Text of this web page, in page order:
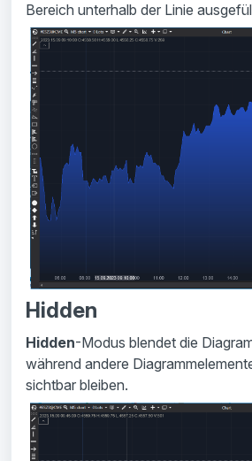
Bereich unterhalb der Linie
Hidden
Hidden-Modus blendet die
während andere
sichtbar bleiben.